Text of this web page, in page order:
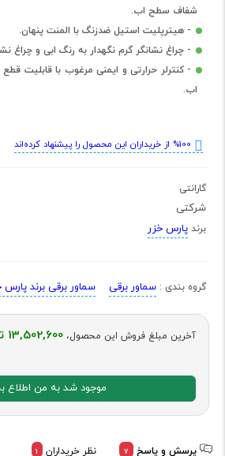
شفاف سطح اب.
- هیترپلیت استیل ضدزنگ با المنت پنهان.
- چراغ نشانگر گرم نگهدار به رنگ ابی و چراغ
- کنترلر حرارتی و ایمنی مرغوب با قابلیت
اب.
%100 از خریداران این محصول را پیشنهاد کرده‌اند
گارانتی
شرکتی
برند پارس خزر
گروه بندی : سماور برقی سماور برقی برند پارس
آخرین مبلغ فروش این محصول، 13,502,600 تومان
موجود شد به من اطلاع
پرسش و پاسخ 7 نظر خریداران 1